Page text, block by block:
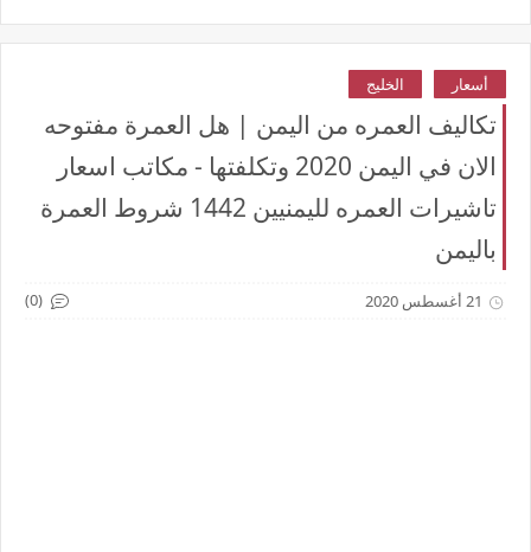
أسعار الخليج
تكاليف العمره من اليمن | هل العمرة مفتوحه
الان في اليمن 2020 وتكلفتها - مكاتب اسعار
تاشيرات العمره لليمنيين 1442 شروط العمرة
باليمن
21 أغسطس 2020 (0)